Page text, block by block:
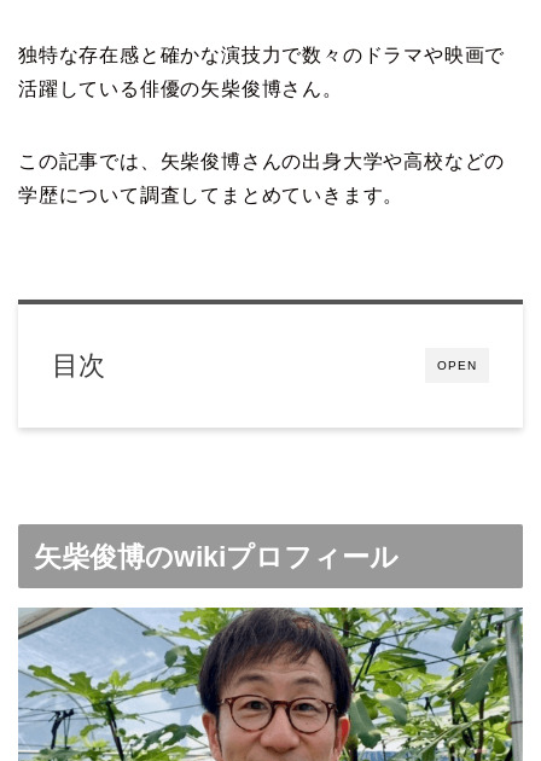
独特な存在感と確かな演技力で数々のドラマや映画で
活躍している俳優の矢柴俊博さん。
この記事では、矢柴俊博さんの出身大学や高校などの
学歴について調査してまとめていきます。
OPEN
目次
矢柴俊博のwikiプロフィール